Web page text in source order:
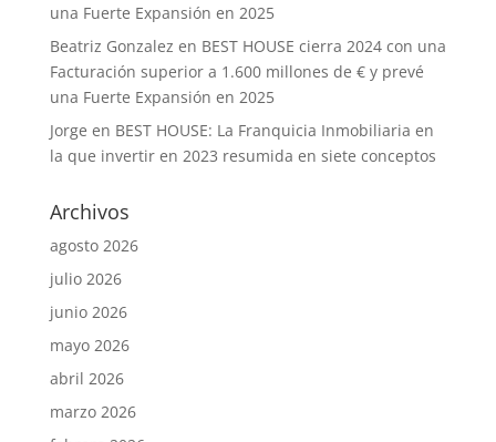
una Fuerte Expansión en 2025
Beatriz Gonzalez en BEST HOUSE cierra 2024 con una
Facturación superior a 1.600 millones de € y prevé
una Fuerte Expansión en 2025
Jorge en BEST HOUSE: La Franquicia Inmobiliaria en
la que invertir en 2023 resumida en siete conceptos
Archivos
agosto 2026
julio 2026
junio 2026
mayo 2026
abril 2026
marzo 2026